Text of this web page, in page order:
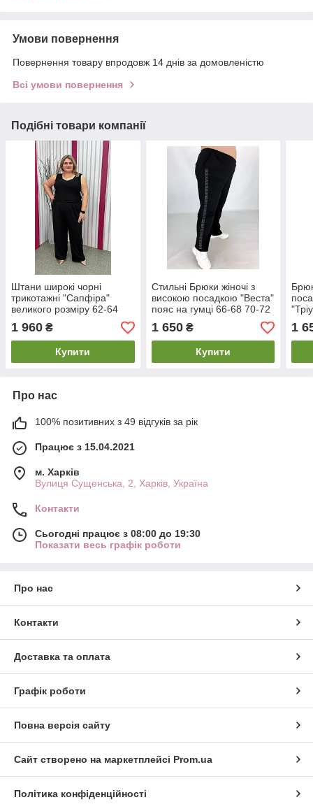
Умови повернення
Повернення товару впродовж 14 днів за домовленістю
Всі умови повернення
Подібні товари компанії
Штани широкі чорні
трикотажні "Сапфіра"
великого розміру 62-64
66-68 70-72 74-76
1 960 ₴
Купити
Стильні Брюки жіночі з
високою посадкою "Веста"
пояс на гумці 66-68 70-72
74-76 Штани чорні батал
1 650₴
Купити
66-
1
Про нас
100% позитивних з 49 відгуків за рік
Працює з 15.04.2021
м. Харків
Вулиця Сущенська, 2, Харків, Україна
Контакти
Сьогодні працює з 08:00 до 19:30
Показати весь графік роботи
Про нас
Контакти
Доставка та оплата
Графік роботи
Повна версія сайту
Сайт створено на маркетплейсі Prom.ua
Політика конфіденційності